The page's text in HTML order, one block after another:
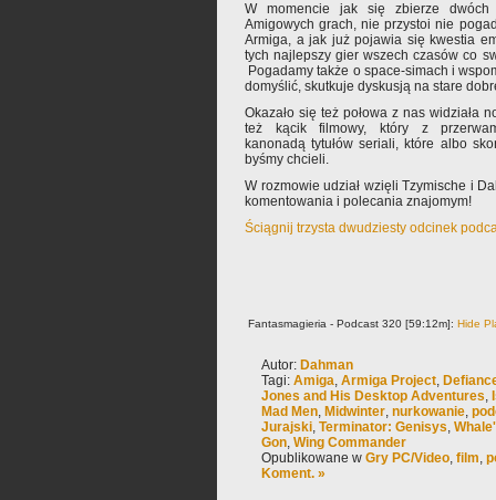
W momencie jak się zbierze
Amigowych grach, nie przystoi nie
Armiga, a jak już pojawia się kwestia
tych najlepszy gier wszech czasów co
Pogadamy także o space-simach i
domyślić, skutkuje dyskusją na stare
Okazało się też połowa z nas widziała
też kącik filmowy, który z
kanonadą tytułów seriali, które albo
byśmy chcieli.
W rozmowie udział wzięli Tzymische i
komentowania i polecania znajomym!
Ściągnij trzysta dwudziesty odcinek
Fantasmagieria - Podcast 320 [59:12m]: Hide
Autor: Dahman
Tagi: Amiga, Armiga Project,
Jones and His Desktop Adventures,
Mad Men, Midwinter, nurkowanie,
Jurajski, Terminator: Genisys,
Gon, Wing Commander
Opublikowane w Gry PC/Video, film,
Koment. »